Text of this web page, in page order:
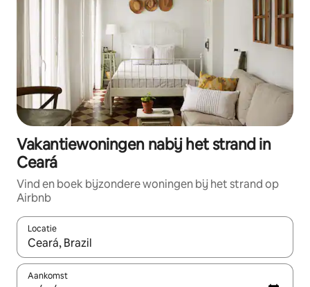
Vakantiewoningen nabij het strand in
Ceará
Vind en boek bijzondere woningen bij het strand op
Airbnb
Locatie
Wanneer er resultaten beschikbaar zijn, maak je een keuze
Aankomst